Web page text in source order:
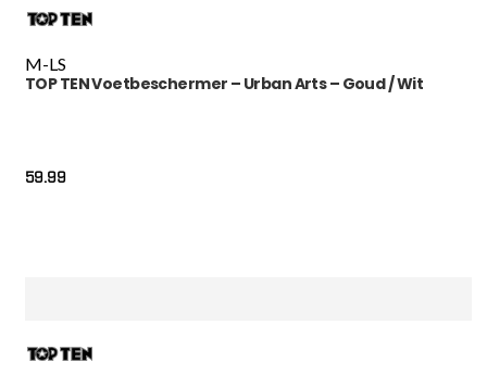
M-L S
TOP TEN Voetbeschermer – Urban Arts – Goud / Wit
59.99